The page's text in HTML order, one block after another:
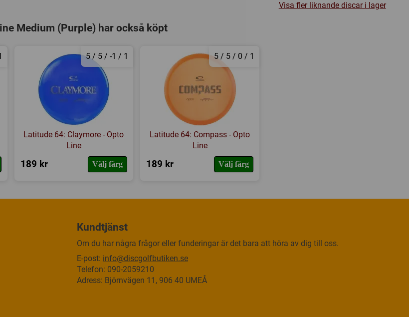
Visa fler liknande discar i lager
Medium (Purple) har också köpt
5 / 5 / -1 / 1
Latitude 64: Claymore - Opto
Line
189 kr Välj färg
5 / 5 / 0 / 1
Latitude 64: Compass - Opto
Line
189 kr Välj färg
Kundtjänst
Om du har några frågor eller funderingar är det bara att höra av dig till oss.
E-post: info@discgolfbutiken.se
Telefon: 090-2059210
Adress: Björnvägen 11, 906 40 UMEÅ